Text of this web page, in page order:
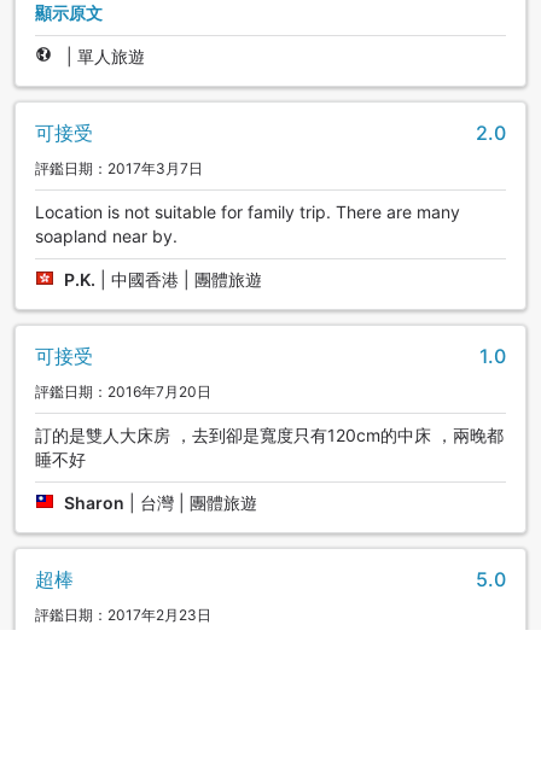
顯示原文
單人旅遊
可接受 2.0
評鑑日期：2017年3月7日
Location is not suitable for family trip. There are many
soapland near by.
P.K. 中國香港 | 團體旅遊
可接受 1.0
評鑑日期：2016年7月20日
訂的是雙人大床房 ，去到卻是寬度只有120cm的中床 ，兩晚都
睡不好
Sharon 台灣 | 團體旅遊
超棒 5.0
評鑑日期：2017年2月23日